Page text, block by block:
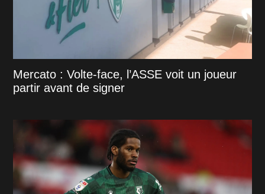
Mercato : Volte-face, l’ASSE voit un joueur
partir avant de signer